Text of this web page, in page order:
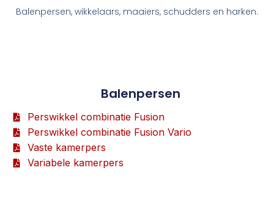
Balenpersen, wikkelaars, maaiers, schudders en harken.
Balenpersen
Perswikkel combinatie Fusion
Perswikkel combinatie Fusion Vario
Vaste kamerpers
Variabele kamerpers